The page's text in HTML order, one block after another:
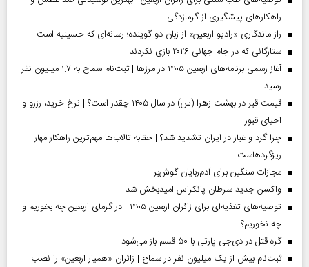
راهکارهای پیشگیری از گرمازدگی
راز ماندگاری «رادیو اربعین» از زبان دو گوینده؛ رسانه‌ای که حسینیه است
ستارگانی که در جام جهانی ۲۰۲۶ بازی نکردند
آغاز رسمی برنامه‌های اربعین ۱۴۰۵ در مرز‌ها | ثبت‌نام سماح به ۱.۷ میلیون نفر
رسید
قیمت قبر در بهشت زهرا (س) در سال ۱۴۰۵ چقدر است؟ | نرخ خرید، رزرو و
احیای قبور
چرا گرد و غبار در ایران تشدید شد؟ | حقابه تالاب‌ها مهم‌ترین راهکار مهار
ریزگردهاست
مجازات سنگین برای آدم‌ربایان گوش‌بر
واکسن جدید سرطان پانکراس امیدبخش شد
توصیه‌های تغذیه‌ای برای زائران اربعین ۱۴۰۵ | در گرمای اربعین چه بخوریم و
چه نخوریم؟
گره قتل در دی‌جی پارتی با ۵۰ قسم باز می‌شود
ثبت‌نام بیش از یک میلیون نفر در سماح | زائران «همیار اربعین» را نصب